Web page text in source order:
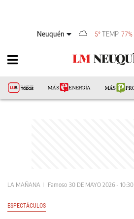
Neuquén 5° TEMP 77%
LA MAÑANA Famoso 30 DE MAYO 2026 - 10:30
ESPECTÁCULOS